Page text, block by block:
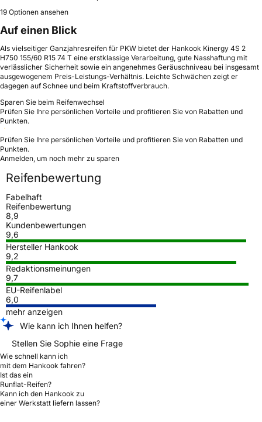
19 Optionen ansehen
Auf einen Blick
Als vielseitiger Ganzjahresreifen für PKW bietet der Hankook Kinergy 4S 2
H750 155/60 R15 74 T eine erstklassige Verarbeitung, gute Nasshaftung mit
verlässlicher Sicherheit sowie ein angenehmes Geräuschniveau bei insgesamt
ausgewogenem Preis-Leistungs-Verhältnis. Leichte Schwächen zeigt er
dagegen auf Schnee und beim Kraftstoffverbrauch.
Sparen Sie beim Reifenwechsel
Prüfen Sie Ihre persönlichen Vorteile und profitieren Sie von Rabatten und
Punkten.
Prüfen Sie Ihre persönlichen Vorteile und profitieren Sie von Rabatten und
Punkten.
Anmelden, um noch mehr zu sparen
Reifenbewertung
Fabelhaft
Reifenbewertung
8,9
Kundenbewertungen
9,6
Hersteller Hankook
9,2
Redaktionsmeinungen
9,7
EU-Reifenlabel
6,0
mehr anzeigen
Wie kann ich Ihnen helfen?
Stellen Sie Sophie eine Frage
Wie schnell kann ich
mit dem Hankook fahren?
Ist das ein
Runflat-Reifen?
Kann ich den Hankook zu
einer Werkstatt liefern lassen?